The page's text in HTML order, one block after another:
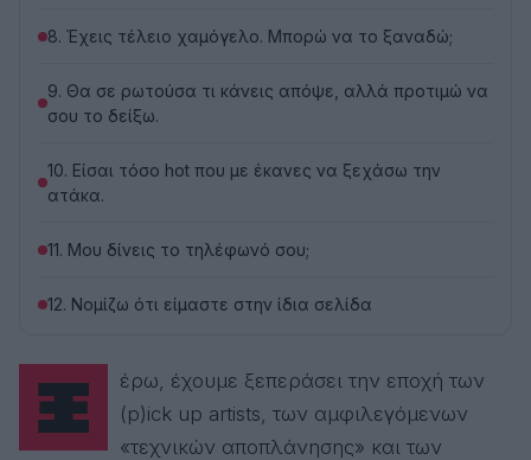
8. Έχεις τέλειο χαμόγελο. Μπορώ να το ξαναδώ;
9. Θα σε ρωτούσα τι κάνεις απόψε, αλλά προτιμώ να
σου το δείξω.
10. Είσαι τόσο hot που με έκανες να ξεχάσω την
ατάκα.
11. Μου δίνεις το τηλέφωνό σου;
12. Νομίζω ότι είμαστε στην ίδια σελίδα
Ξέρω, έχουμε ξεπεράσει την εποχή των
(p)ick up artists, των αμφιλεγόμενων
«τεχνικών αποπλάνησης» και των